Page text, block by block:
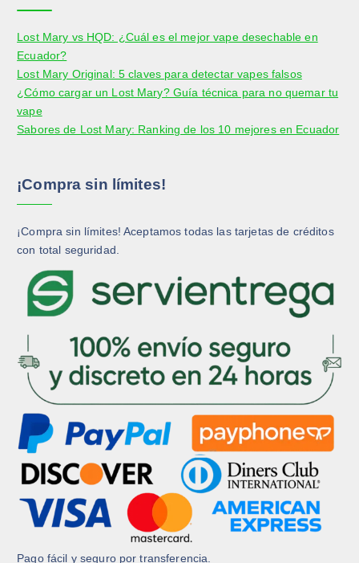
Lost Mary vs HQD: ¿Cuál es el mejor vape desechable en
Ecuador?
Lost Mary Original: 5 claves para detectar vapes falsos
¿Cómo cargar un Lost Mary? Guía técnica para no quemar tu
vape
Sabores de Lost Mary: Ranking de los 10 mejores en Ecuador
¡Compra sin límites!
¡Compra sin límites! Aceptamos todas las tarjetas de créditos
con total seguridad.
Pago fácil y seguro por transferencia.